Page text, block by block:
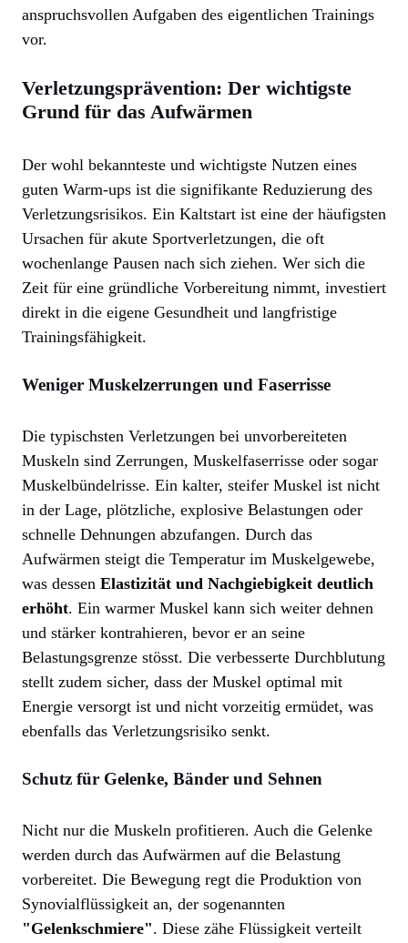
anspruchsvollen Aufgaben des eigentlichen Trainings
vor.
Verletzungsprävention: Der wichtigste
Grund für das Aufwärmen
Der wohl bekannteste und wichtigste Nutzen eines
guten Warm-ups ist die signifikante Reduzierung des
Verletzungsrisikos. Ein Kaltstart ist eine der häufigsten
Ursachen für akute Sportverletzungen, die oft
wochenlange Pausen nach sich ziehen. Wer sich die
Zeit für eine gründliche Vorbereitung nimmt, investiert
direkt in die eigene Gesundheit und langfristige
Trainingsfähigkeit.
Weniger Muskelzerrungen und Faserrisse
Die typischsten Verletzungen bei unvorbereiteten
Muskeln sind Zerrungen, Muskelfaserrisse oder sogar
Muskelbündelrisse. Ein kalter, steifer Muskel ist nicht
in der Lage, plötzliche, explosive Belastungen oder
schnelle Dehnungen abzufangen. Durch das
Aufwärmen steigt die Temperatur im Muskelgewebe,
was dessen Elastizität und Nachgiebigkeit deutlich
erhöht. Ein warmer Muskel kann sich weiter dehnen
und stärker kontrahieren, bevor er an seine
Belastungsgrenze stösst. Die verbesserte Durchblutung
stellt zudem sicher, dass der Muskel optimal mit
Energie versorgt ist und nicht vorzeitig ermüdet, was
ebenfalls das Verletzungsrisiko senkt.
Schutz für Gelenke, Bänder und Sehnen
Nicht nur die Muskeln profitieren. Auch die Gelenke
werden durch das Aufwärmen auf die Belastung
vorbereitet. Die Bewegung regt die Produktion von
Synovialflüssigkeit an, der sogenannten
"Gelenkschmiere". Diese zähe Flüssigkeit verteilt